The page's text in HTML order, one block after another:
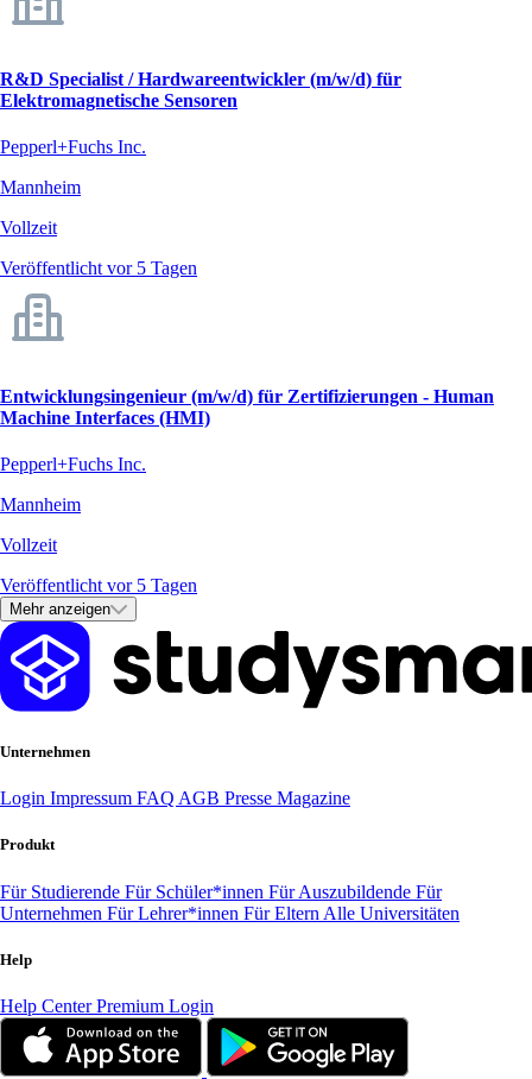
R&D Specialist / Hardwareentwickler (m/w/d) für
Elektromagnetische Sensoren
Pepperl+Fuchs Inc.
Mannheim
Vollzeit
Veröffentlicht vor 5 Tagen
Entwicklungsingenieur (m/w/d) für Zertifizierungen - Human
Machine Interfaces (HMI)
Pepperl+Fuchs Inc.
Mannheim
Vollzeit
Veröffentlicht vor 5 Tagen
Mehr anzeigen
Unternehmen
Login Impressum FAQ AGB Presse Magazine
Produkt
Für Studierende Für Schüler*innen Für Auszubildende Für
Unternehmen Für Lehrer*innen Für Eltern Alle Universitäten
Help
Help CenterPremium Login